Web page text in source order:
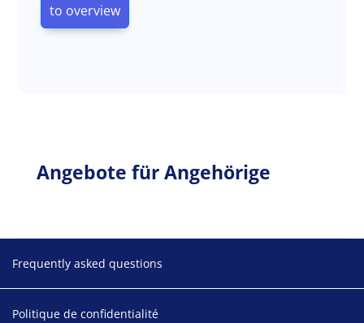
to overview
Angebote für Angehörige
Frequently asked questions
Politique de confidentialité